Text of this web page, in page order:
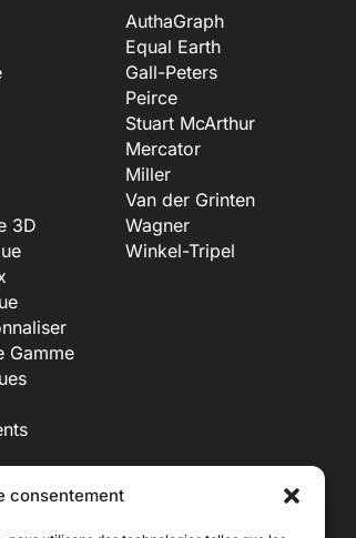
consentement
3D
Gamme
AuthaGraph
Equal Earth
Gall-Peters
Peirce
Stuart McArthur
Mercator
Miller
Van der Grinten
Wagner
Winkel-Tripel